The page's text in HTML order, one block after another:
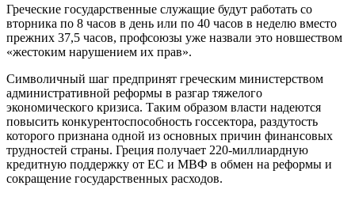
Греческие государственные служащие будут работать со
вторника по 8 часов в день или по 40 часов в неделю вместо
прежних 37,5 часов, профсоюзы уже назвали это новшеством
«жестоким нарушением их прав».
Символичный шаг предпринят греческим министерством
административной реформы в разгар тяжелого
экономического кризиса. Таким образом власти надеются
повысить конкурентоспособность госсектора, раздутость
которого признана одной из основных причин финансовых
трудностей страны. Греция получает 220-миллиардную
кредитную поддержку от ЕС и МВФ в обмен на реформы и
сокращение государственных расходов.